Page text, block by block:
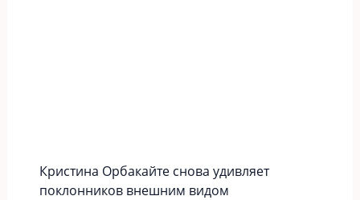
Кристина Орбакайте снова удивляет
поклонников внешним видом